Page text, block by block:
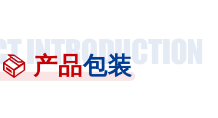
产品包装